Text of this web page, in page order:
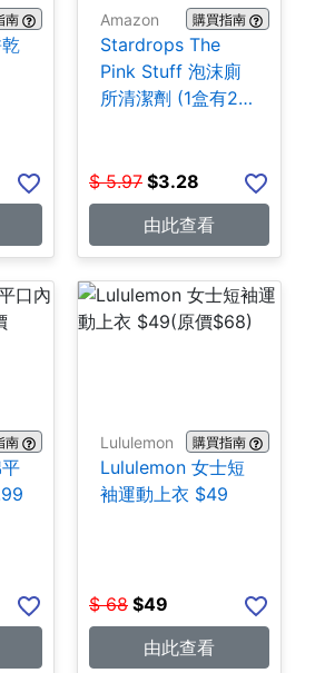
南 Amazon 購買指南
Stardrops The
Pink Stuff 泡沫廁
所清潔劑 (1盒有2
$ 5.97 $3.28
由此查看
南 Lululemon 購買指南
Lululemon 女士短
袖運動上衣 $49
$ 68 $49
由此查看